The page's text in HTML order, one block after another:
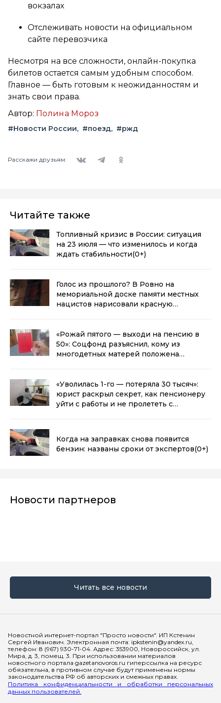
вокзалах
Отслеживать новости на официальном
сайте перевозчика
Несмотря на все сложности, онлайн-покупка
билетов остается самым удобным способом.
Главное — быть готовым к неожиданностям и
знать свои права.
Автор: Полина Мороз
#Новости России #поезд #ржд
Расскажи друзьям:
Читайте также
Топливный кризис в России: ситуация
на 23 июля — что изменилось и когда
ждать стабильности(0+)
Голос из прошлого? В Ровно на
мемориальной доске памяти местных
нацистов нарисовали красную
«Рожай пятого — выходи на пенсию в
50»: Соцфонд разъяснил, кому из
многодетных матерей положена
«Уволилась 1-го — потеряла 30 тысяч»:
юрист раскрыл секрет, как пенсионеру
уйти с работы и не пролететь с
Когда на заправках снова появится
бензин: названы сроки от экспертов(0+)
Новости партнеров
Читать все новости
Новостной интернет-портал "Просто новости". ИП Кстенин
Сергей Иванович. Электронная почта: ipkstenin@yandex.ru,
телефон: 8 (967) 930-71-04. Адрес: 353900, Новороссийск, ул.
Мира, д. 3, помещ. 3. При использовании материалов
новостного портала gazetanovoros.ru гиперссылка на ресурс
обязательна, в противном случае будут применены нормы
законодательства РФ об авторских и смежных правах.
Политика конфиденциальности и обработки персональных
данных пользователей.